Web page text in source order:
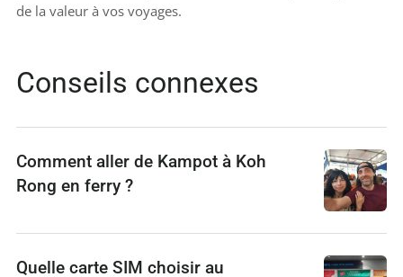
de la valeur à vos voyages.
Conseils connexes
Comment aller de Kampot à Koh
Rong en ferry ?
Quelle carte SIM choisir au